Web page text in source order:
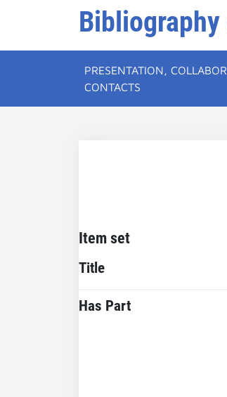
PRESENTATION,
CONTACTS
Item set
Title
Has Part